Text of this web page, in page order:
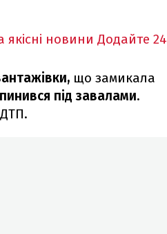
новини Додайте 24
що замикала
під завалами.